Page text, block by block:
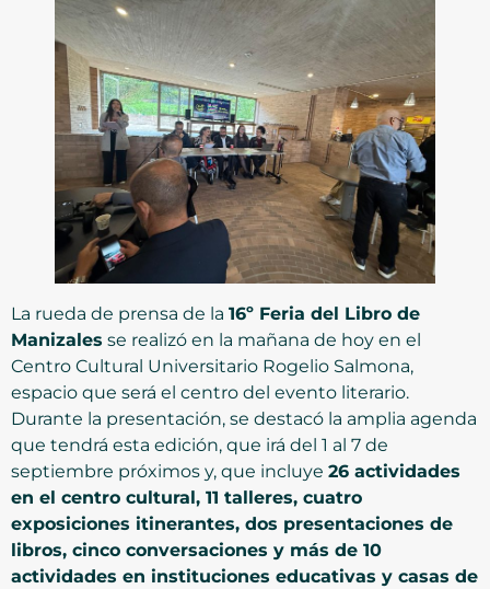
La rueda de prensa de la 16º Feria del Libro de
Manizales se realizó en la mañana de hoy en el
Centro Cultural Universitario Rogelio Salmona,
espacio que será el centro del evento literario.
Durante la presentación, se destacó la amplia agenda
que tendrá esta edición, que irá del 1 al 7 de
septiembre próximos y, que incluye 26 actividades
en el centro cultural, 11 talleres, cuatro
exposiciones itinerantes, dos presentaciones de
libros, cinco conversaciones y más de 10
actividades en instituciones educativas y casas de